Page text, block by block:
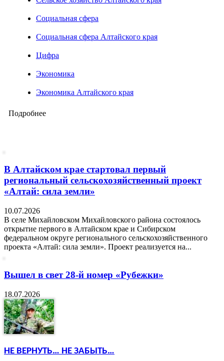
Социальная сфера
Социальная сфера Алтайского края
Цифра
Экономика
Экономика Алтайского края
Подробнее
В Алтайском крае стартовал первый
региональный сельскохозяйственный проект
«Алтай: сила земли»
10.07.2026
В селе Михайловском Михайловского района состоялось
открытие первого в Алтайском крае и Сибирском
федеральном округе регионального сельскохозяйственного
проекта «Алтай: сила земли». Проект реализуется на...
Вышел в свет 28-й номер «Рубежки»
18.07.2026
НЕ ВЕРНУТЬ… НЕ ЗАБЫТЬ…